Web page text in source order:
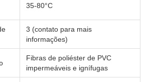
35-80°C
3 (contato para mais
informações)
Fibras de poliéster de PVC
impermeáveis e ignífugas